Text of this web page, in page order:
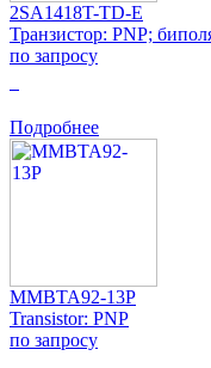
2SA1418T-TD-E
Транзистор: PNP;
по запросу
Подробнее
MMBTA92-13P
Transistor: PNP
по запросу